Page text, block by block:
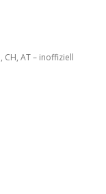
CH, AT – inoffiziell
zum Inhalt